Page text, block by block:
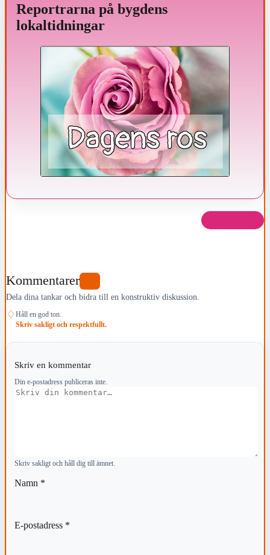
Reportrarna på bygdens
lokaltidningar
Kommentarer
Dela dina tankar och bidra till en konstruktiv diskussion.
♢ Håll en god ton.
Skriv sakligt och respektfullt.
Skriv en kommentar
Din e-postadress publiceras inte.
Kommentar
Skriv sakligt och håll dig till ämnet.
Namn *
E-postadress *